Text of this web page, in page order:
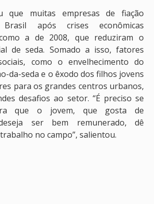
que muitas empresas de fiação
após crises econômicas
a de 2008, que reduziram o
de seda. Somado a isso, fatores
como o envelhecimento do
da-seda e o êxodo dos filhos jovens
para os grandes centros urbanos,
desafios ao setor. “É preciso se
que o jovem, que gosta de
ser bem remunerado, dê
no campo”, salientou.